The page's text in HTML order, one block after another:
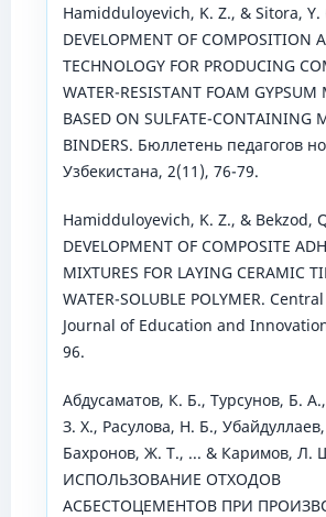
Hamidduloyevich, K. Z., & Sitora, Y.
DEVELOPMENT OF COMPOSITION
TECHNOLOGY FOR PRODUCING
WATER-RESISTANT FOAM GYPSUM
BASED ON SULFATE-CONTAINING
BINDERS. Бюллетень педагогов
Узбекистана, 2(11), 76-79.
Hamidduloyevich, K. Z., & Bekzod,
DEVELOPMENT OF COMPOSITE
MIXTURES FOR LAYING CERAMIC
WATER-SOLUBLE POLYMER.
Journal of Education and
96.
Абдусаматов, К. Б., Турсунов, Б.
З. Х., Расулова, Н. Б.,
Бахронов, Ж. Т., ... & Каримов, Л.
ИСПОЛЬЗОВАНИЕ ОТХОДОВ
АСБЕСТОЦЕМЕНТОВ ПРИ